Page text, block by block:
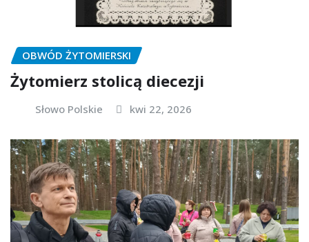
OBWÓD ŻYTOMIERSKI
Żytomierz stolicą diecezji
Słowo Polskie kwi 22, 2026